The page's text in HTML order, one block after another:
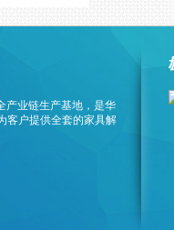
产业链生产基地，是华
客户提供全套的家具解